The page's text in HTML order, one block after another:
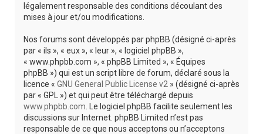
légalement responsable des conditions découlant des
mises à jour et/ou modifications.
Nos forums sont développés par phpBB (désigné ci-après
par « ils », « eux », « leur », « logiciel phpBB »,
« www.phpbb.com », « phpBB Limited », « Équipes
phpBB ») qui est un script libre de forum, déclaré sous la
licence « GNU General Public License v2 » (désigné ci-après
par « GPL ») et qui peut être téléchargé depuis
www.phpbb.com . Le logiciel phpBB facilite seulement les
discussions sur Internet. phpBB Limited n’est pas
responsable de ce que nous acceptons ou n’acceptons